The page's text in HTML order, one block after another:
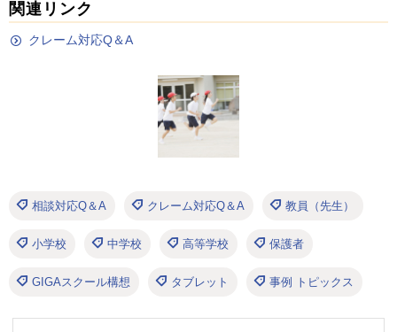
関連リンク
クレーム対応Q＆A
相談対応Q＆A クレーム対応Q＆A 教員（先生）
小学校 中学校 高等学校 保護者
GIGAスクール構想 タブレット 事例 トピックス